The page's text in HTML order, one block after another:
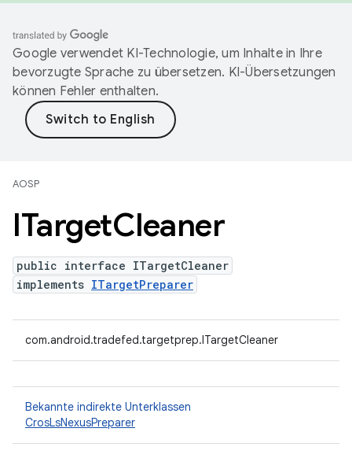
Google verwendet KI-Technologie, um Inhalte in Ihre
bevorzugte Sprache zu übersetzen. KI-Übersetzungen
können Fehler enthalten.
AOSP
ITargetCleaner
public interface ITargetCleaner
implements ITargetPreparer
com.android.tradefed.targetprep.ITargetCleaner
Bekannte indirekte Unterklassen
CrosLsNexusPreparer